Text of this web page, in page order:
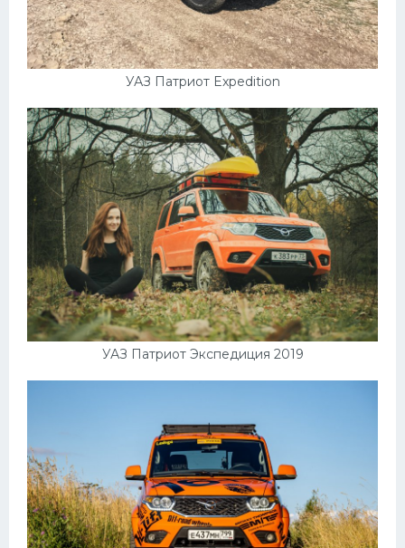
УАЗ Патриот Expedition
УАЗ Патриот Экспедиция 2019